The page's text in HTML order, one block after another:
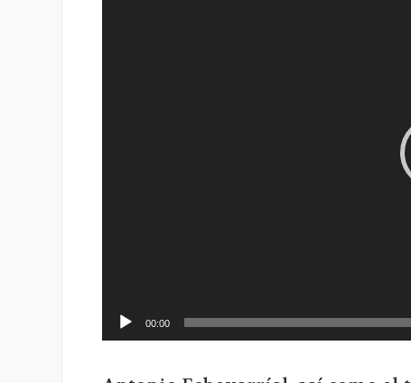
00:00